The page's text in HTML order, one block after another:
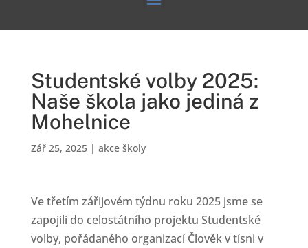
Studentské volby 2025:
Naše škola jako jediná z
Mohelnice
Zář 25, 2025| akce školy
Ve třetím zářijovém týdnu roku 2025 jsme se
zapojili do celostátního projektu Studentské
volby, pořádaného organizací Člověk v tísni v